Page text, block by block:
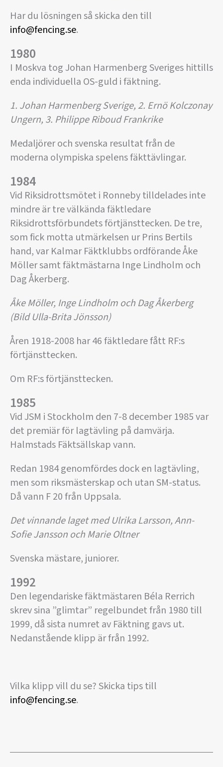
Har du lösningen så skicka den till
info@fencing.se.
1980
I Moskva tog Johan Harmenberg Sveriges hittills
enda individuella OS-guld i fäktning.
1. Johan Harmenberg Sverige, 2. Ernö Kolczonay
Ungern, 3. Philippe Riboud Frankrike
Medaljörer och svenska resultat från de
moderna olympiska spelens fäkttävlingar.
1984
Vid Riksidrottsmötet i Ronneby tilldelades inte
mindre är tre välkända fäktledare
Riksidrottsförbundets förtjänsttecken. De tre,
som fick motta utmärkelsen ur Prins Bertils
hand, var Kalmar Fäktklubbs ordförande Åke
Möller samt fäktmästarna Inge Lindholm och
Dag Åkerberg.
Åke Möller, Inge Lindholm och Dag Åkerberg
(Bild Ulla-Brita Jönsson)
Åren 1918-2008 har 46 fäktledare fått RF:s
förtjänsttecken.
Om RF:s förtjänsttecken.
1985
Vid JSM i Stockholm den 7-8 december 1985 var
det premiär för lagtävling på damvärja.
Halmstads Fäktsällskap vann.
Redan 1984 genomfördes dock en lagtävling,
men som riksmästerskap och utan SM-status.
Då vann F 20 från Uppsala.
Det vinnande laget med Ulrika Larsson, Ann-
Sofie Jansson och Marie Oltner
Svenska mästare, juniorer.
1992
Den legendariske fäktmästaren Béla Rerrich
skrev sina ”glimtar” regelbundet från 1980 till
1999, då sista numret av Fäktning gavs ut.
Nedanstående klipp är från 1992.
Vilka klipp vill du se? Skicka tips till
info@fencing.se.